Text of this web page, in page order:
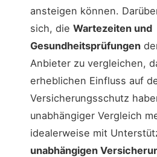
ansteigen können.
sich, die Wartezeiten und
Gesundheitsprüfungen
Anbieter zu vergleichen,
erheblichen Einfluss auf
Versicherungsschutz
unabhängiger Vergleich
idealerweise mit
unabhängigen